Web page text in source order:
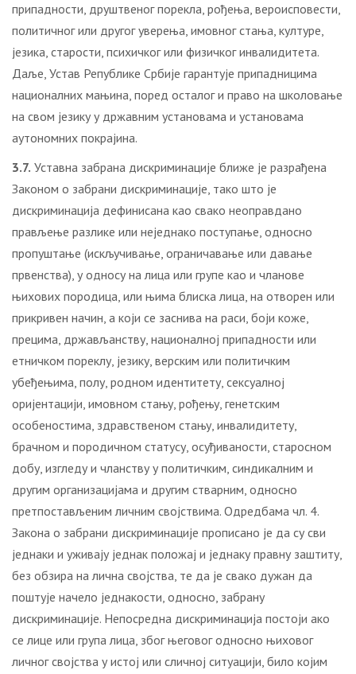
припадности, друштвеног порекла, рођења, вероисповести,
политичног или другог уверења, имовног стања, културе,
језика, старости, психичког или физичког инвалидитета.
Даље, Устав Републике Србије гарантује припадницима
националних мањина, поред осталог и право на школовање
на свом језику у државним установама и установама
аутономних покрајина.
3.7. Уставна забрана дискриминације ближе је разрађена
Законом о забрани дискриминације, тако што је
дискриминација дефинисана као свако неоправдано
прављење разлике или неједнако поступање, односно
пропуштање (искључивање, ограничавање или давање
првенства), у односу на лица или групе као и чланове
њихових породица, или њима блиска лица, на отворен или
прикривен начин, а који се заснива на раси, боји коже,
прецима, држављанству, националној припадности или
етничком пореклу, језику, верским или политичким
убеђењима, полу, родном идентитету, сексуалној
оријентацији, имовном стању, рођењу, генетским
особеностима, здравственом стању, инвалидитету,
брачном и породичном статусу, осуђиваности, старосном
добу, изгледу и чланству у политичким, синдикалним и
другим организацијама и другим стварним, односно
претпостављеним личним својствима. Одредбама чл. 4.
Закона o забрани дискриминације прописано je да су сви
једнаки и уживају једнак положај и једнаку правну заштиту,
без обзира на лична својства, те да је свако дужан да
поштује начело једнакости, односно, забрану
дискриминације. Непосредна дискриминација постоји ако
се лице или група лица, због његовог односно њиховог
личног својства у истој или сличној ситуацији, било којим